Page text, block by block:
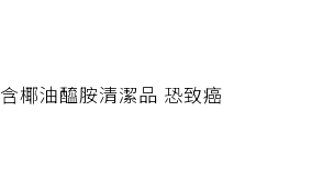
含椰油醯胺清潔品 恐致癌